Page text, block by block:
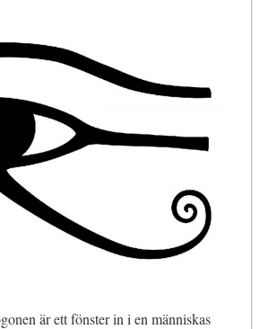
är ett fönster in i en människas